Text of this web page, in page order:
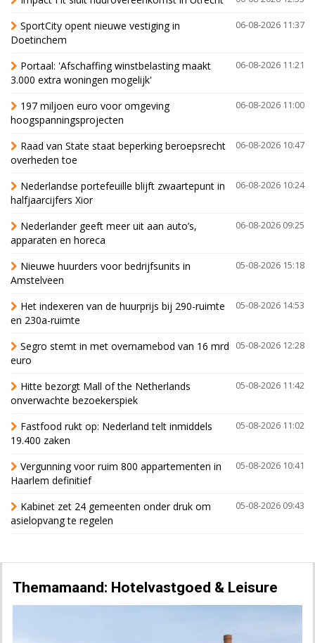
06-08-2026 11:37
SportCity opent nieuwe vestiging in
Doetinchem
06-08-2026 11:21
Portaal: 'Afschaffing winstbelasting maakt
3.000 extra woningen mogelijk'
06-08-2026 11:00
197 miljoen euro voor omgeving
hoogspanningsprojecten
06-08-2026 10:47
Raad van State staat beperking beroepsrecht
overheden toe
06-08-2026 10:24
Nederlandse portefeuille blijft zwaartepunt in
halfjaarcijfers Xior
06-08-2026 09:25
Nederlander geeft meer uit aan auto’s,
apparaten en horeca
05-08-2026 15:18
Nieuwe huurders voor bedrijfsunits in
Amstelveen
05-08-2026 14:53
Het indexeren van de huurprijs bij 290-ruimte
en 230a-ruimte
05-08-2026 12:28
Segro stemt in met overnamebod van 16 mrd
euro
05-08-2026 11:42
Hitte bezorgt Mall of the Netherlands
onverwachte bezoekerspiek
05-08-2026 11:02
Fastfood rukt op: Nederland telt inmiddels
19.400 zaken
05-08-2026 10:41
Vergunning voor ruim 800 appartementen in
Haarlem definitief
05-08-2026 09:43
Kabinet zet 24 gemeenten onder druk om
asielopvang te regelen
Themamaand: Hotelvastgoed & Leisure